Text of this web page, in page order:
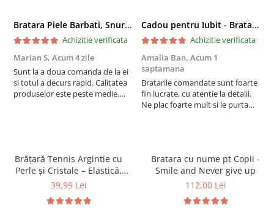
Personalizare:
Poți personaliza culorile și dimensiunile brățării pentru a se
potrivi perfect cu stilul tău.
Bratara Piele Barbati, Snur Impletit si Inox Negru Cromat
Achizitie verificata
Marian S, Acum 4 zile
Sunt la a doua comanda de la ei
si totul a decurs rapid. Calitatea
produselor este peste medie.
Cadou pentru Iubit - Bratara din Piele si Argint - mesaj Cu tine
Achizitie verificata
Amalia Ban, Acum 1
saptamana
Bratarile comandate sunt foarte
fin lucrate, cu atentie la detalii.
Ne plac foarte mult si le purtam
Brățară Tennis Argintie cu
Perle și Cristale – Elastică,
Damă, Cadou
39,99 Lei
Bratara cu nume pt Copii -
Smile and Never give up
112,00 Lei